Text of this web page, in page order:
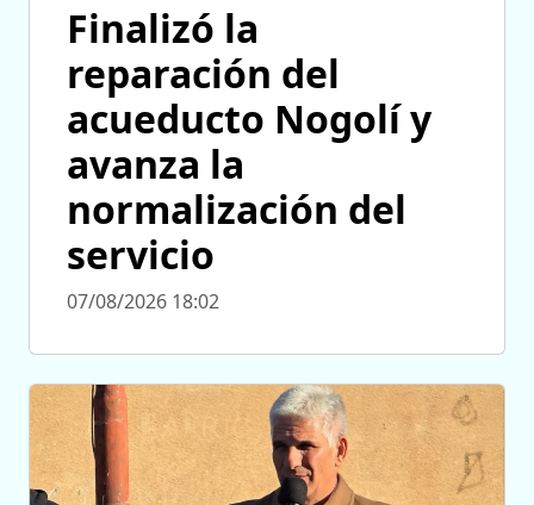
Finalizó la
reparación del
acueducto Nogolí y
avanza la
normalización del
servicio
07/08/2026 18:02